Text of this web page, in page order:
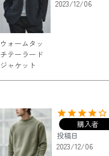
ウォームタッ
チテーラード
ジャケット
2023/12/06
購入者
投稿日
2023/12/06